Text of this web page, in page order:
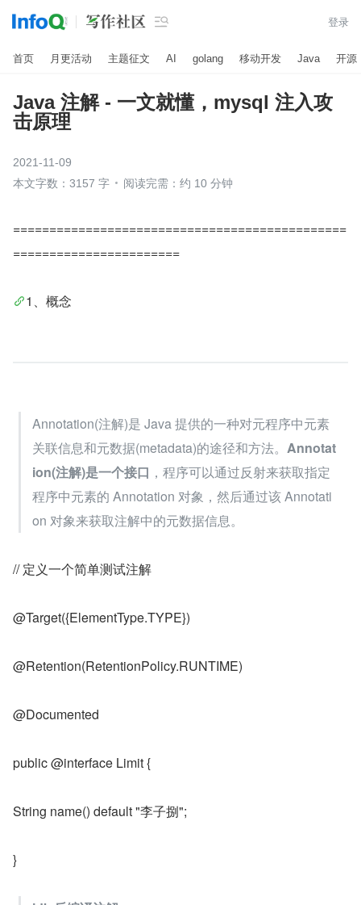
 登录
首页 月更活动 主题征文 AI golang 移动开发 Java 开源
Java 注解 - 一文就懂，mysql 注入攻
击原理
2021-11-09
本文字数：3157 字
阅读完需：约 10 分钟
==============================================
=======================
1、概念
Annotation(注解)是 Java 提供的一种对元程序中元素
关联信息和元数据(metadata)的途径和方法。 Annotat
ion(注解)是一个接口 ，程序可以通过反射来获取指定
程序中元素的 Annotation 对象，然后通过该 Annotati
on 对象来获取注解中的元数据信息。
// 定义一个简单测试注解
@Target({ElementType.TYPE})
@Retention(RetentionPolicy.RUNTIME)
@Documented
public @interface Limit {
String name() default "李子捌";
}